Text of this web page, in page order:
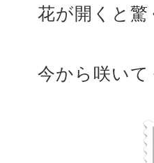
花が開くと
今から咲い